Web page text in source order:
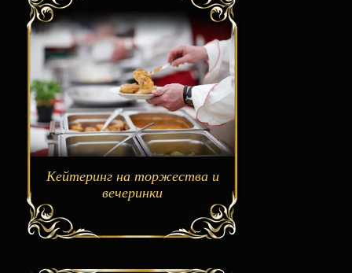
Кейтеринг на торжества и
вечеринки